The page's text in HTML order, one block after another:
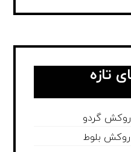
تازه
گردو
بلوط